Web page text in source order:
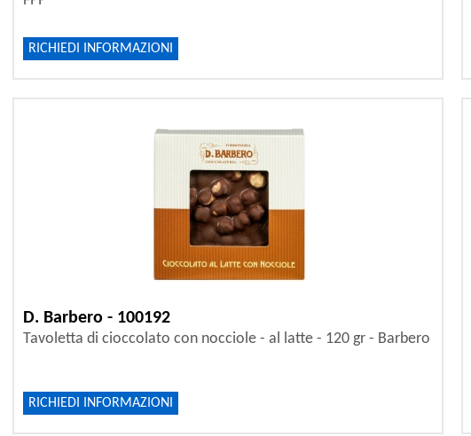
RICHIEDI INFORMAZIONI
D. Barbero - 100192
Tavoletta di cioccolato con nocciole - al latte - 120 gr - Barbero
RICHIEDI INFORMAZIONI